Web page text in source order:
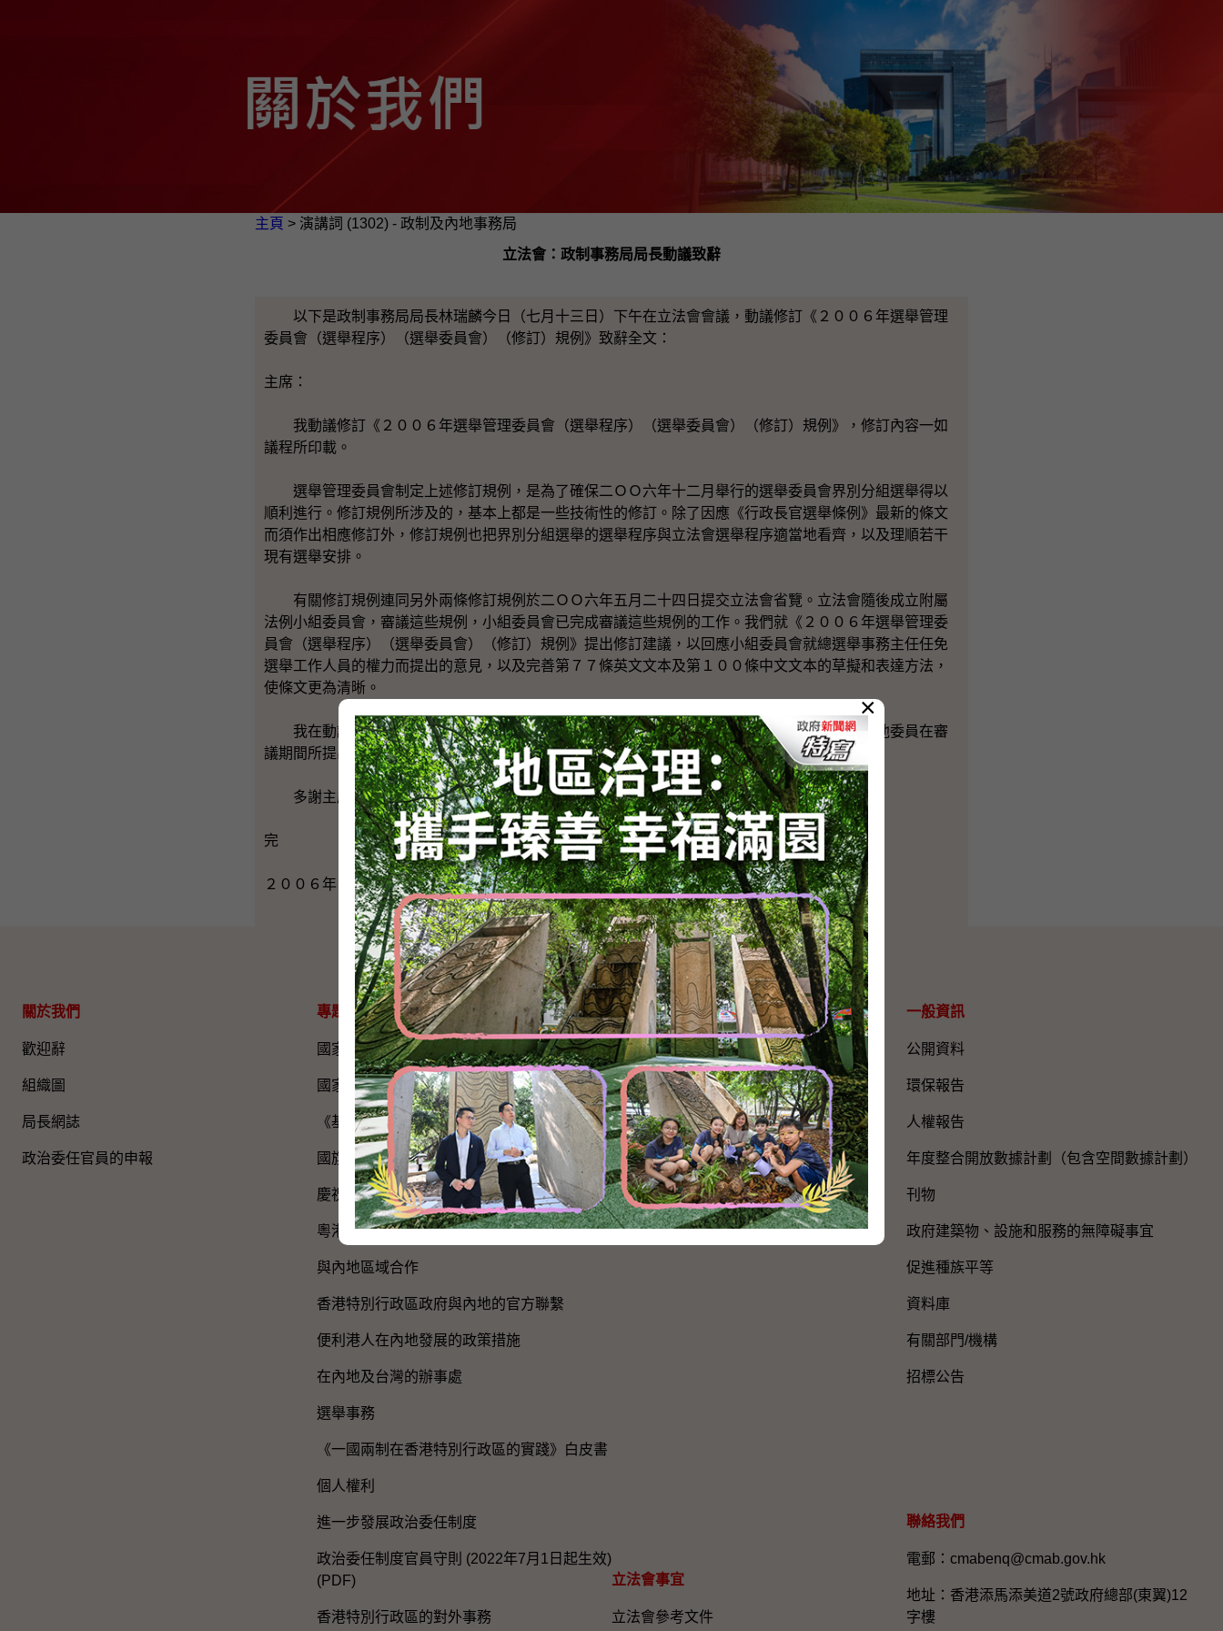
主頁 > 演講詞 (1302) - 政制及內地事務局
立法會：政制事務局局長動議致辭
以下是政制事務局局長林瑞麟今日（七月十三日）下午在立法會會議，動議修訂《２００６年選舉管理
委員會（選舉程序）（選舉委員會）（修訂）規例》致辭全文：
主席：
我動議修訂《２００６年選舉管理委員會（選舉程序）（選舉委員會）（修訂）規例》，修訂內容一如
議程所印載。
選舉管理委員會制定上述修訂規例，是為了確保二ＯＯ六年十二月舉行的選舉委員會界別分組選舉得以
順利進行。修訂規例所涉及的，基本上都是一些技術性的修訂。除了因應《行政長官選舉條例》最新的條文
而須作出相應修訂外，修訂規例也把界別分組選舉的選舉程序與立法會選舉程序適當地看齊，以及理順若干
現有選舉安排。
有關修訂規例連同另外兩條修訂規例於二ＯＯ六年五月二十四日提交立法會省覽。立法會隨後成立附屬
法例小組委員會，審議這些規例，小組委員會已完成審議這些規例的工作。我們就《２００６年選舉管理委
員會（選舉程序）（選舉委員會）（修訂）規例》提出修訂建議，以回應小組委員會就總選舉事務主任任免
選舉工作人員的權力而提出的意見，以及完善第７７條英文文本及第１００條中文文本的草擬和表達方法，
使條文更為清晰。
我在動議中提出的建議修訂，已獲得小組委員會的支持。對於委員會主席楊孝華議員以及其他委員在審
議期間所提出的寶貴意見，我表示衷心感謝。
多謝主席。
完
２００６年７月１３日（星期四）
網站地圖
關於我們
歡迎辭
組織圖​
局長網誌
政治委任官員的申報
專題資料
國家五年規劃
國家憲法日
《基本法》
國旗、國徽、國歌
慶祝中國共產黨成立105周年
粵港澳大灣區建設
與內地區域合作
香港特別行政區政府與內地的官方聯繫
便利港人在內地發展的政策措施
在內地及台灣的辦事處
選舉事務
《一國兩制在香港特別行政區的實踐》白皮書
個人權利
進一步發展政治委任制度
政治委任制度官員守則 (2022年7月1日起生效)
(PDF)
香港特別行政區的對外事務
新聞公報及演講詞
新聞公報
演講詞
活動
立法會事宜
立法會參考文件
一般資訊​
公開資料
環保報告
人權報告
年度整合開放數據計劃（包含空間數據計劃）
刊物
政府建築物、設施和服務的無障礙事宜
促進種族平等
資料庫
有關部門/機構
招標公告
聯絡我們
電郵：cmabenq@cmab.gov.hk​
地址：香港添馬添美道2號政府總部(東翼)12
字樓
×